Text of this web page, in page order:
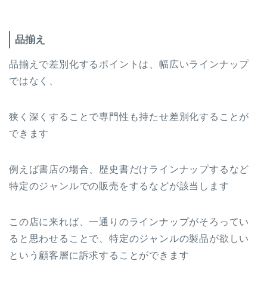
品揃え
品揃えで差別化するポイントは、幅広いラインナップ
ではなく、
狭く深くすることで専門性も持たせ差別化することが
できます
例えば書店の場合、歴史書だけラインナップするなど
特定のジャンルでの販売をするなどが該当します
この店に来れば、一通りのラインナップがそろってい
ると思わせることで、特定のジャンルの製品が欲しい
という顧客層に訴求することができます